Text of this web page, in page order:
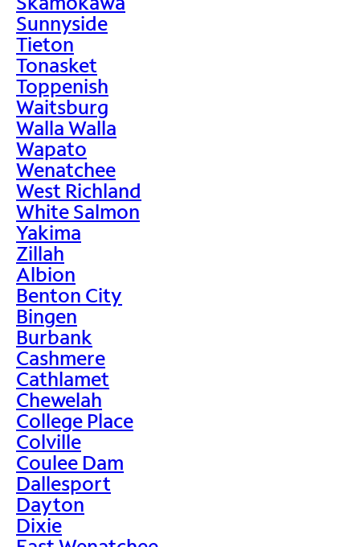
Sunnyside
Tieton
Tonasket
Toppenish
Waitsburg
Walla Walla
Wapato
Wenatchee
West Richland
White Salmon
Yakima
Zillah
Albion
Benton City
Bingen
Burbank
Cashmere
Cathlamet
Chewelah
College Place
Colville
Coulee Dam
Dallesport
Dayton
Dixie